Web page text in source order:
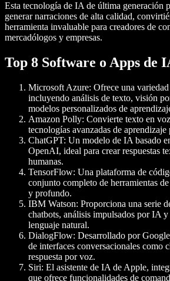
Esta tecnología de IA de última generación
generar narraciones de alta calidad,
herramienta invaluable para creadores de
mercadólogos y empresas.
Top 8 Software o Apps de
Microsoft Azure: Ofrece una
incluyendo análisis de texto, visión
modelos personalizados de
Amazon Polly: Convierte texto en
tecnologías avanzadas de
ChatGPT: Un modelo de IA basado
OpenAI, ideal para crear respuestas
humanas.
TensorFlow: Una plataforma de
conjunto completo de herramientas
y profundo.
IBM Watson: Proporciona una serie
chatbots, análisis impulsados por IA
lenguaje natural.
DialogFlow: Desarrollado por
de interfaces conversacionales como
respuesta por voz.
Siri: El asistente de IA de Apple,
que ofrece funcionalidades de